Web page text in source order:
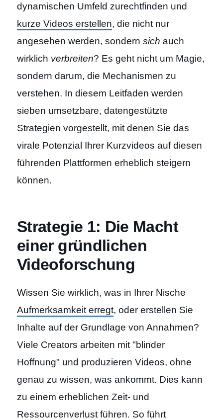
dynamischen Umfeld zurechtfinden und
kurze Videos erstellen, die nicht nur
angesehen werden, sondern sich auch
wirklich verbreiten? Es geht nicht um Magie,
sondern darum, die Mechanismen zu
verstehen. In diesem Leitfaden werden
sieben umsetzbare, datengestützte
Strategien vorgestellt, mit denen Sie das
virale Potenzial Ihrer Kurzvideos auf diesen
führenden Plattformen erheblich steigern
können.
Strategie 1: Die Macht
einer gründlichen
Videoforschung
Wissen Sie wirklich, was in Ihrer Nische
Aufmerksamkeit erregt, oder erstellen Sie
Inhalte auf der Grundlage von Annahmen?
Viele Creators arbeiten mit "blinder
Hoffnung" und produzieren Videos, ohne
genau zu wissen, was ankommt. Dies kann
zu einem erheblichen Zeit- und
Ressourcenverlust führen. So führt